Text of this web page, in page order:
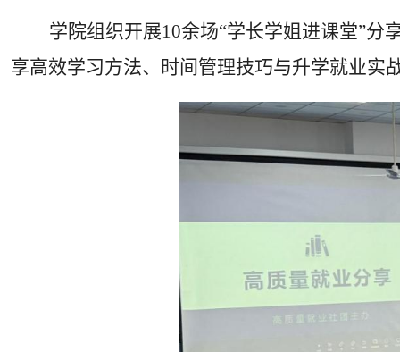
学院组织开展10余场“学长学姐进课堂”分
享高效学习方法、时间管理技巧与升学就业实